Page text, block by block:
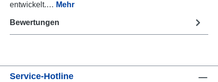
entwickelt.… Mehr
Bewertungen
Service-Hotline